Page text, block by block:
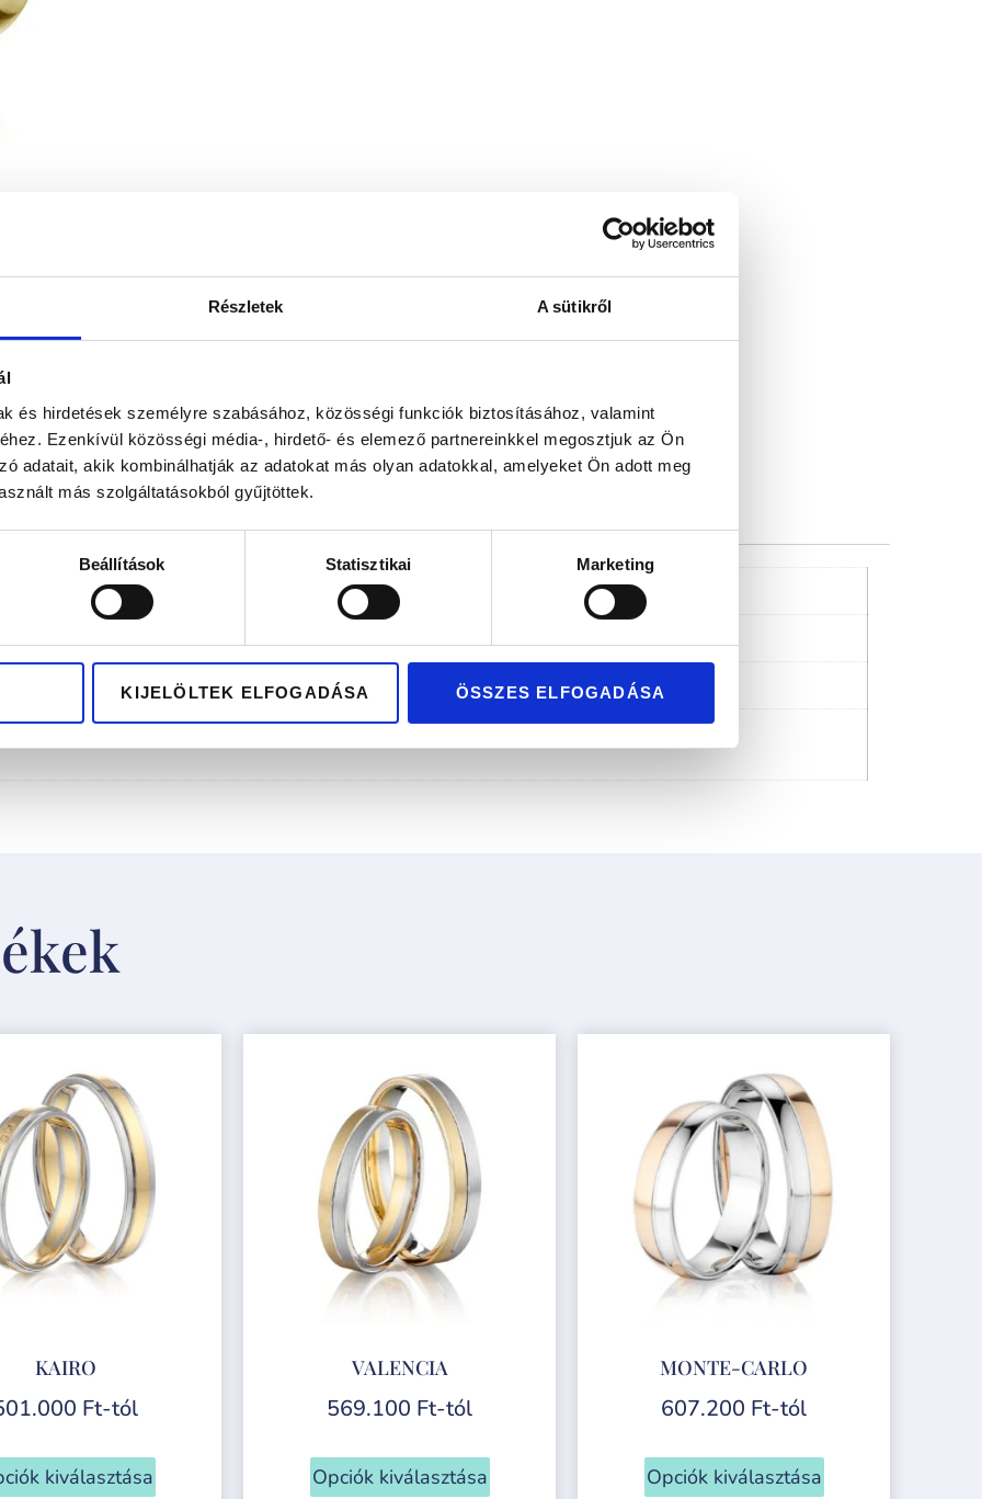
Részletek A sütikről
és hirdetések személyre szabásához, közösségi funkciók biztosításához, valamint
Ezenkívül közösségi média-, hirdető- és elemező partnereinkkel megosztjuk az Ön
adatait, akik kombinálhatják az adatokat más olyan adatokkal, amelyeket Ön adott meg
más szolgáltatásokból gyűjtöttek.
Beállítások Statisztikai Marketing
KIJELÖLTEK ELFOGADÁSA ÖSSZES ELFOGADÁSA
hazai tervezés és gyártás Kizárólag prémium minőség
VS
KAIRO
Ft-tól
kiválasztása
VALENCIA
569.100 Ft-tól
Opciók kiválasztása
MONTE-CARLO
607.200 Ft-tól
Opciók kiválasztása